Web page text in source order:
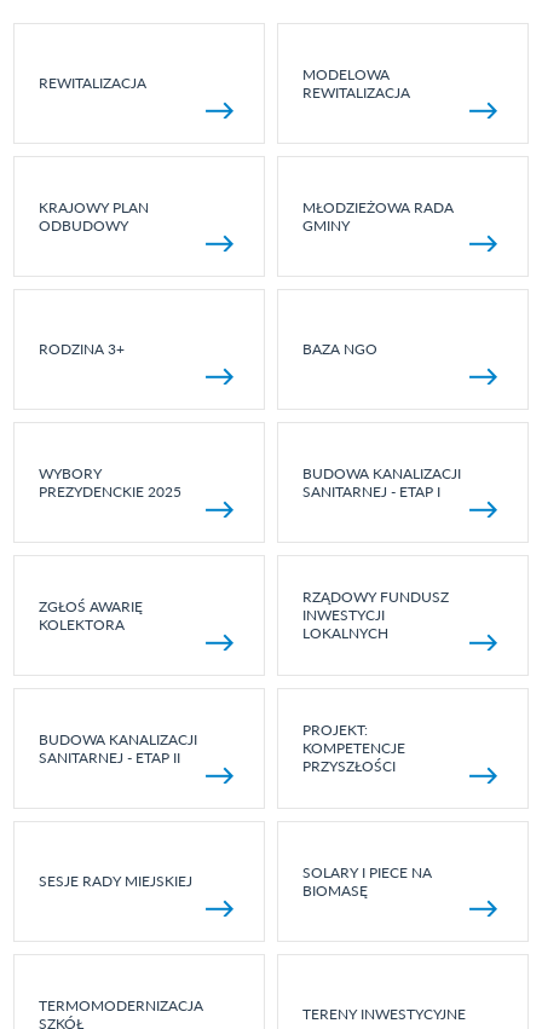
REWITALIZACJA
MODELOWA
REWITALIZACJA
KRAJOWY PLAN
ODBUDOWY
MŁODZIEŻOWA RADA
GMINY
RODZINA 3+ BAZA NGO
WYBORY
PREZYDENCKIE 2025
BUDOWA KANALIZACJI
SANITARNEJ - ETAP I
ZGŁOŚ AWARIĘ
KOLEKTORA
RZĄDOWY FUNDUSZ
INWESTYCJI
LOKALNYCH
BUDOWA KANALIZACJI
SANITARNEJ - ETAP II
PROJEKT:
KOMPETENCJE
PRZYSZŁOŚCI
SESJE RADY MIEJSKIEJ
SOLARY I PIECE NA
BIOMASĘ
TERMOMODERNIZACJA
SZKÓŁ
TERENY INWESTYCYJNE